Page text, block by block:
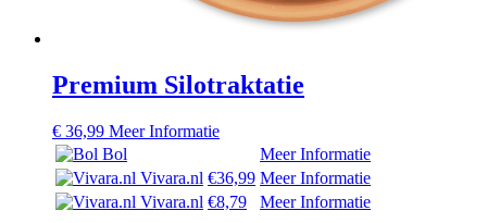
Premium Silotraktatie
€ 36,99 Meer Informatie
Bol
Meer Informatie
Vivara.nl €36,99 Meer Informatie
Vivara.nl €8,79 Meer Informatie